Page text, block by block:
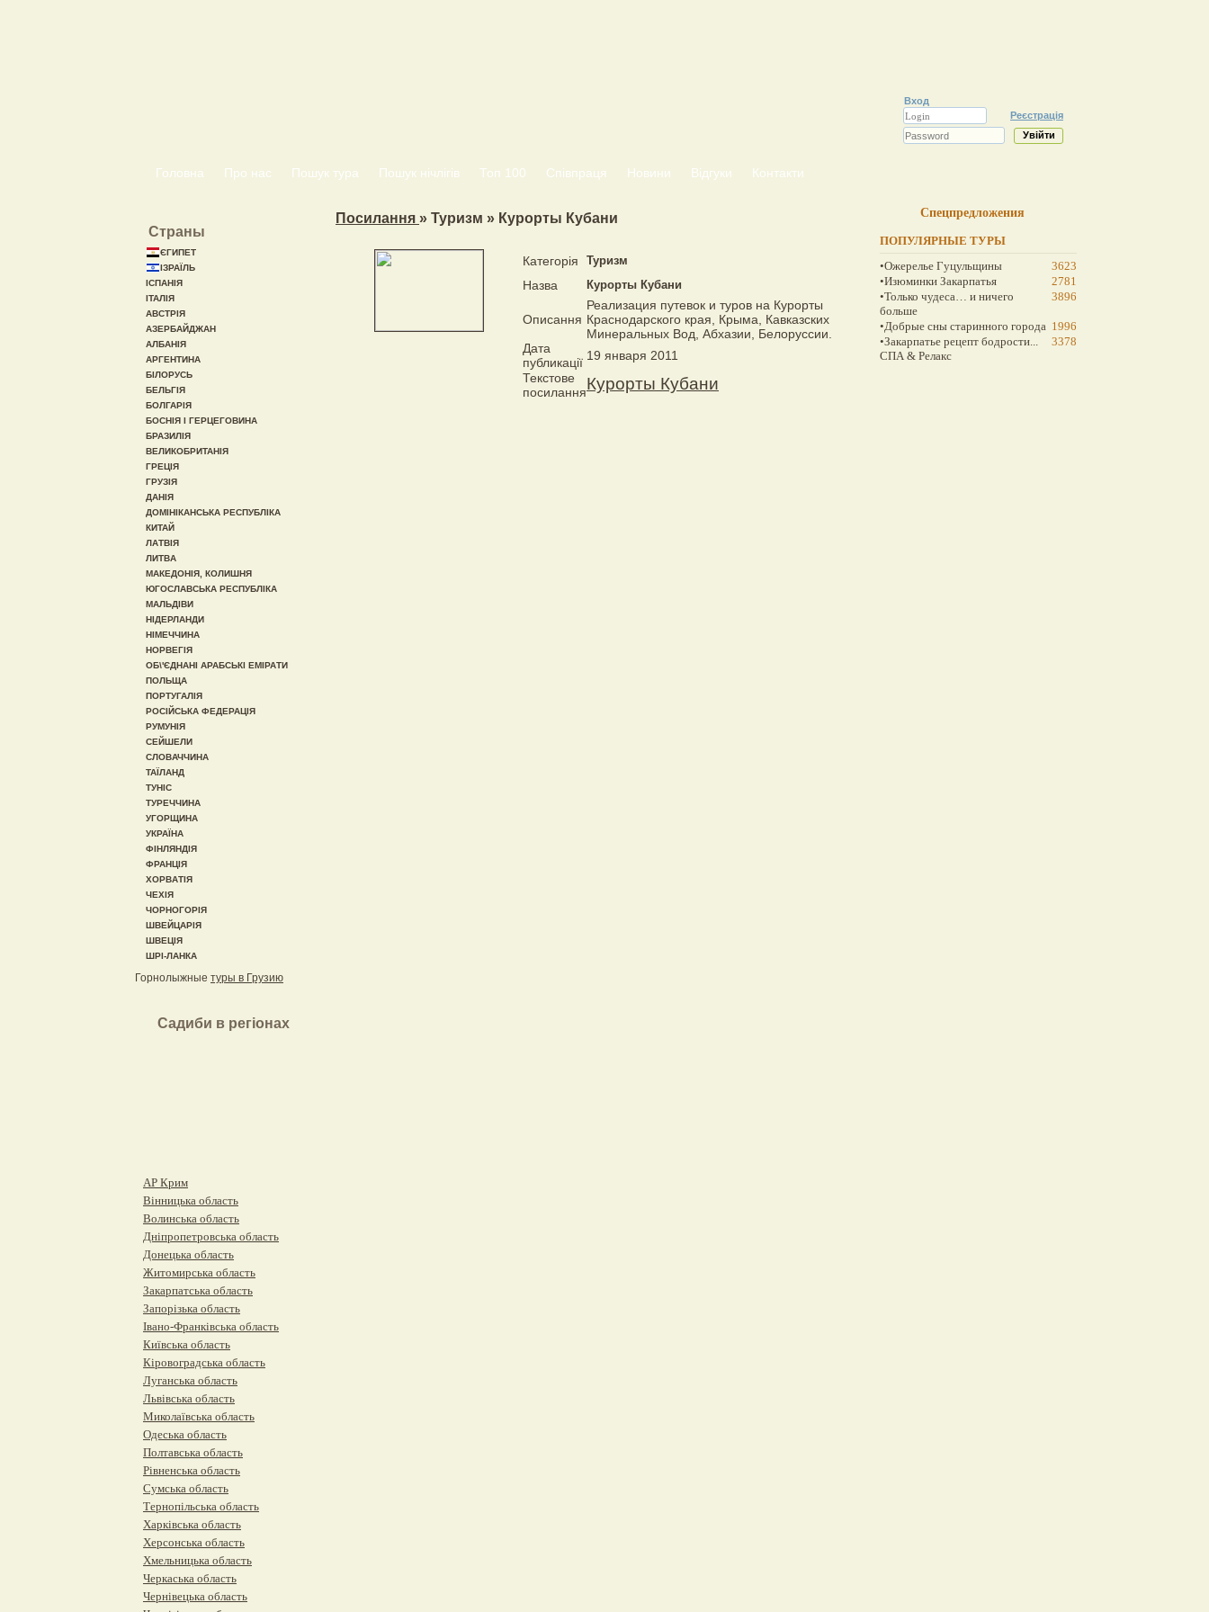
Вход
Реєстрація
Головна Про нас Пошук тура Пошук нічлігів Топ 100 Співпраця Новини Відгуки Контакти
Посилання » Туризм » Курорты Кубани
Категорiя Туризм
Назва Курорты Кубани
Описання
Реализация путевок и туров на Курорты
Краснодарского края, Крыма, Кавказских
Минеральных Вод, Абхазии, Белоруссии.
Дата
публикації 19 января 2011
Текстове
посиланняКурорты Кубани
Страны
ЄГИПЕТ
ІЗРАЇЛЬ
ІСПАНІЯ
ІТАЛІЯ
АВСТРІЯ
АЗЕРБАЙДЖАН
АЛБАНІЯ
АРГЕНТИНА
БІЛОРУСЬ
БЕЛЬГІЯ
БОЛГАРІЯ
БОСНІЯ І ГЕРЦЕГОВИНА
БРАЗИЛІЯ
ВЕЛИКОБРИТАНІЯ
ГРЕЦІЯ
ГРУЗІЯ
ДАНІЯ
ДОМІНІКАНСЬКА РЕСПУБЛІКА
КИТАЙ
ЛАТВІЯ
ЛИТВА
МАКЕДОНІЯ, КОЛИШНЯ
ЮГОСЛАВСЬКА РЕСПУБЛІКА
МАЛЬДІВИ
НІДЕРЛАНДИ
НІМЕЧЧИНА
НОРВЕГІЯ
ОБ\'ЄДНАНІ АРАБСЬКІ ЕМІРАТИ
ПОЛЬЩА
ПОРТУГАЛІЯ
РОСІЙСЬКА ФЕДЕРАЦІЯ
РУМУНІЯ
СЕЙШЕЛИ
СЛОВАЧЧИНА
ТАЇЛАНД
ТУНІС
ТУРЕЧЧИНА
УГОРЩИНА
УКРАЇНА
ФІНЛЯНДІЯ
ФРАНЦІЯ
ХОРВАТІЯ
ЧЕХІЯ
ЧОРНОГОРІЯ
ШВЕЙЦАРІЯ
ШВЕЦІЯ
ШРІ-ЛАНКА
Горнолыжные туры в Грузию
Садиби в регіонах
АР Крим
Вінницька область
Волинська область
Дніпропетровська область
Донецька область
Житомирська область
Закарпатська область
Запорізька область
Івано-Франківська область
Київська область
Кіровоградська область
Луганська область
Львівська область
Миколаївська область
Одеська область
Полтавська область
Рівненська область
Сумська область
Тернопільська область
Харківська область
Херсонська область
Хмельницька область
Черкаська область
Чернівецька область
Спецпредложения
ПОПУЛЯРНЫЕ ТУРЫ
•Ожерелье Гуцульщины
3623
•Изюминки Закарпатья
2781
•Только чудеса… и ничего
больше
3896
•Добрые сны старинного города 1996
•Закарпатье рецепт бодрости...
СПА & Релакс
3378